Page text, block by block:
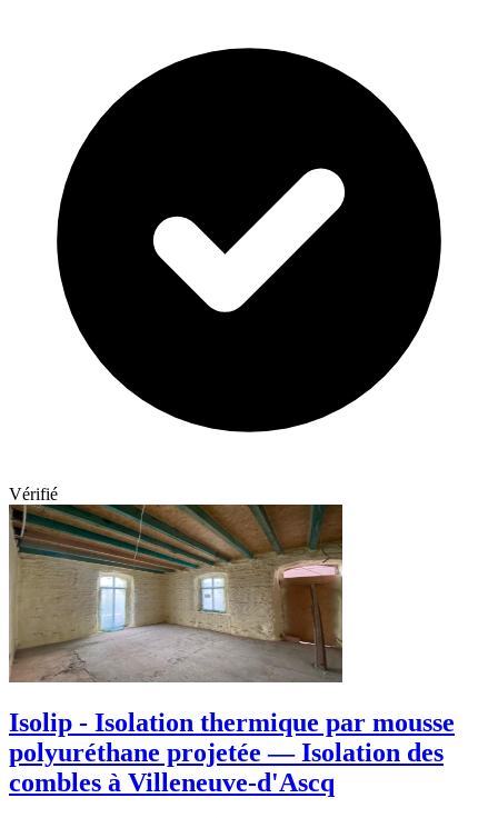
Vérifié
Isolip - Isolation thermique par mousse
polyuréthane projetée — Isolation des
combles à Villeneuve-d'Ascq